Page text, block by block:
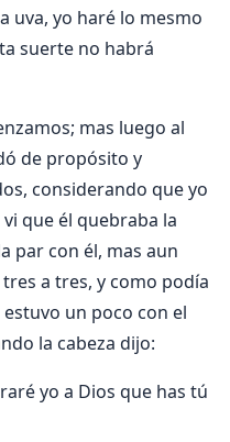
uva, yo haré lo mesmo
suerte no habrá
mas luego al
de propósito y
considerando que yo
que él quebraba la
par con él, mas aun
a tres, y como podía
un poco con el
la cabeza dijo:
yo a Dios que has tú